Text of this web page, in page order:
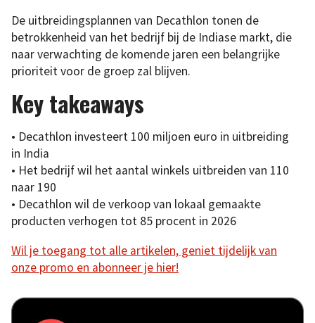
De uitbreidingsplannen van Decathlon tonen de
betrokkenheid van het bedrijf bij de Indiase markt, die
naar verwachting de komende jaren een belangrijke
prioriteit voor de groep zal blijven.
Key takeaways
• Decathlon investeert 100 miljoen euro in uitbreiding
in India
• Het bedrijf wil het aantal winkels uitbreiden van 110
naar 190
• Decathlon wil de verkoop van lokaal gemaakte
producten verhogen tot 85 procent in 2026
Wil je toegang tot alle artikelen, geniet tijdelijk van
onze promo en abonneer je hier!